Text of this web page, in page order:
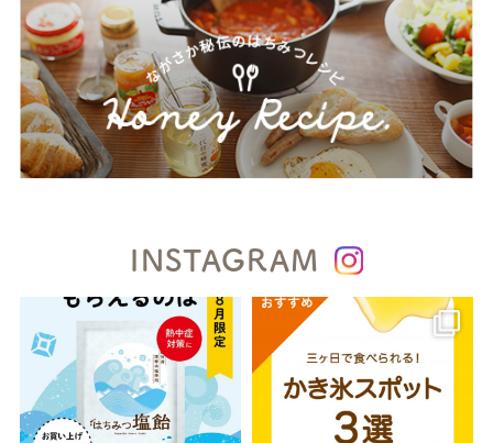
INSTAGRAM